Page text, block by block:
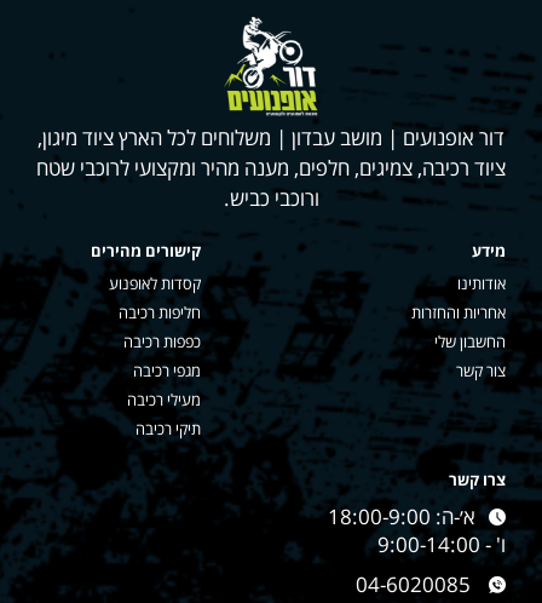
דור אופנועים | מושב עבדון | משלוחים לכל הארץ ציוד מיגון,
ציוד רכיבה, צמיגים, חלפים, מענה מהיר ומקצועי לרוכבי שטח
ורוכבי כביש.
מידע
אודותינו
אחריות והחזרות
החשבון שלי
צור קשר
קישורים מהירים
קסדות לאופנוע
חליפות רכיבה
כפפות רכיבה
מגפי רכיבה
מעילי רכיבה
תיקי רכיבה
צרו קשר
א׳-ה: 18:00-9:00
ו' - 9:00-14:00
04-6020085